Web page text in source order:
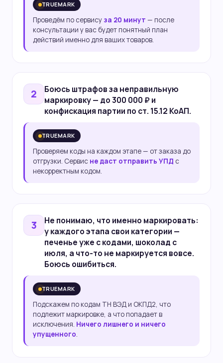
TRUEMARK
Проведём по сервису за 20 минут — после
консультации у вас будет понятный план
действий именно для ваших товаров.
2 Боюсь штрафовза неправильную
маркировку — до 300 000 ₽ и
конфискация партии по ст. 15.12 КоАП.
TRUEMARK
Проверяем коды на каждом этапе — от заказа до
отгрузки. Сервис не даст отправить УПД с
некорректным кодом.
3 Не понимаю, что именно маркировать:
у каждого этапа свои категории —
печенье уже с кодами, шоколад с
июля, а что-то не маркируется вовсе.
Боюсь ошибиться.
TRUEMARK
Подскажем по кодам ТН ВЭД и ОКПД2, что
подлежит маркировке, а что попадает в
исключения. Ничего лишнего и ничего
упущенного.